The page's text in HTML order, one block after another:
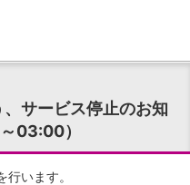
サービス停止のお知
03:00）
います。